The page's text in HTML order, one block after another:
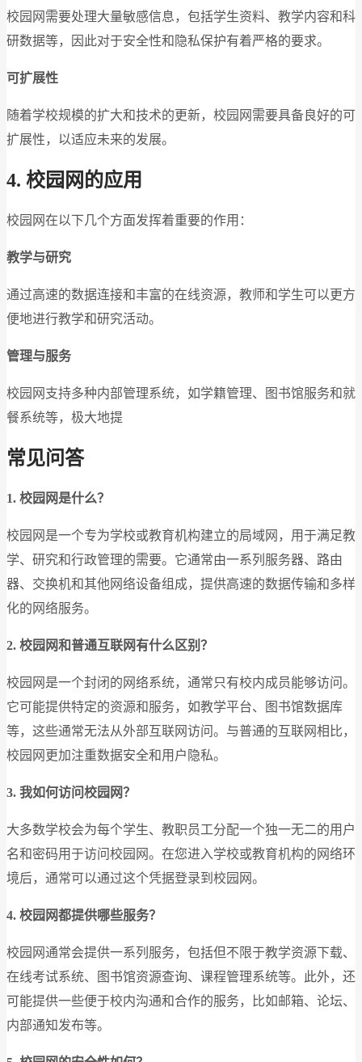
校园网需要处理大量敏感信息，包括学生资料、教学内容和科
研数据等，因此对于安全性和隐私保护有着严格的要求。
可扩展性
随着学校规模的扩大和技术的更新，校园网需要具备良好的可
扩展性，以适应未来的发展。
4. 校园网的应用
校园网在以下几个方面发挥着重要的作用：
教学与研究
通过高速的数据连接和丰富的在线资源，教师和学生可以更方
便地进行教学和研究活动。
管理与服务
校园网支持多种内部管理系统，如学籍管理、图书馆服务和就
餐系统等，极大地提
常见问答
1. 校园网是什么？
校园网是一个专为学校或教育机构建立的局域网，用于满足教
学、研究和行政管理的需要。它通常由一系列服务器、路由
器、交换机和其他网络设备组成，提供高速的数据传输和多样
化的网络服务。
2. 校园网和普通互联网有什么区别？
校园网是一个封闭的网络系统，通常只有校内成员能够访问。
它可能提供特定的资源和服务，如教学平台、图书馆数据库
等，这些通常无法从外部互联网访问。与普通的互联网相比，
校园网更加注重数据安全和用户隐私。
3. 我如何访问校园网？
大多数学校会为每个学生、教职员工分配一个独一无二的用户
名和密码用于访问校园网。在您进入学校或教育机构的网络环
境后，通常可以通过这个凭据登录到校园网。
4. 校园网都提供哪些服务？
校园网通常会提供一系列服务，包括但不限于教学资源下载、
在线考试系统、图书馆资源查询、课程管理系统等。此外，还
可能提供一些便于校内沟通和合作的服务，比如邮箱、论坛、
内部通知发布等。